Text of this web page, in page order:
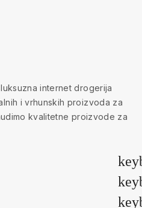
internet drogerija
i vrhunskih proizvoda za
kvalitetne proizvode za